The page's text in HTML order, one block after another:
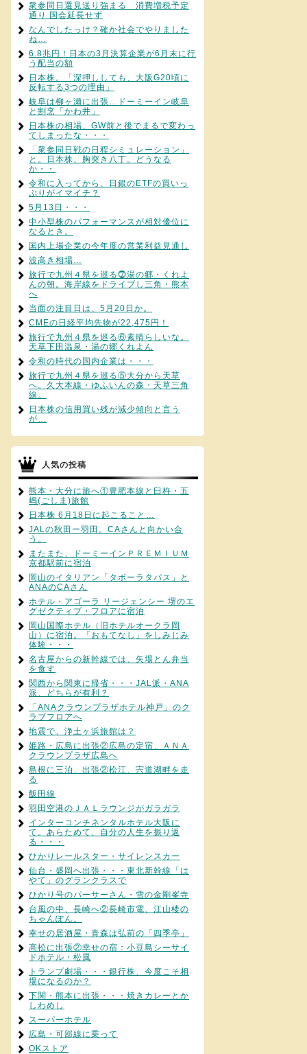
衆参同日選見送り強まる 消費増税予定
通り 国会延長せず
なんでしたっけ？確か社会でやりました
ね…
6.8兆円！日本の3月決算企業が6月末に行
う配当の額
日本株。「深押ししても、大阪G20頃に
反転する3つの理由」
岐阜は柳ヶ瀬に出張…ドーミーイン岐阜
と割烹「かわ井」
日本株の相場、GW前と後でまるで変わっ
てしまったな・・・
「衆参同日戦の日程シミュレーション」
と。日本株、胸突き八丁。どうなる
か・・
令和に入ってから、日銀のETFの買いっ
ぷりがイマイチ？
5月13日・・・
中小型株のパフォーマンスが相対優位に
なるとき。
国内上場企業の今年度の営業利益見通し
波高き相場…
旅行で九州４県を巡る⓻湯の郷・くれよ
んの朝。海岸線をドライブし三角・熊本
へ
当面の注目日は、5月20日か。
CMEの日経平均先物が22,475円！
旅行で九州４県を巡る⑥素晴らしいな。
天草下田温泉・湯の郷くれよん
令和の時代の国内企業は・・・
旅行で九州４県を巡る⑤大分から天草
へ。久大本線・ゆふいんの森・天草三角
線。
日本株の信用買い残が減少傾向と言う
が…
人気の投稿
熊本・大分に旅へ①豊肥本線と臼杵・五
嶋(ごしま)旅館
日本株 6月18日に起こること…
JALの秋田ー羽田。CAさんと向かい合
う。
またまた、ドーミーインＰＲＥＭＩＵＭ
京都駅前に宿泊
岡山のイタリアン「タボーラタパス」と
ANAのCAさん
ホテル・アゴーラ リージェンシー 堺のエ
グゼクティブ・フロアに宿泊
岡山国際ホテル（旧ホテルオークラ岡
山）に宿泊。「おもてなし」をしみじみ
体験・・・
名古屋からの新幹線では、矢場とん弁当
を食す
関西から関東に帰省・・・JAL派・ANA
派、どちらが有利？
「ANAクラウンプラザホテル神戸」のク
ラブフロアへ
地震で、浄土ヶ浜旅館は？
姫路・広島に出張②広島の定宿、ＡＮＡ
クラウンプラザ広島へ
島根に三泊、出張②松江、宍道湖畔を走
る
飯田線
羽田空港のＪＡＬラウンジがガラガラ
インターコンチネンタルホテル大阪に
て。あらためて、自分の人生を振り返
る・・・
ひかりレールスター・サイレンスカー
仙台・盛岡へ出張・・・東北新幹線「は
やて」のグランクラスで
ひかり号のパーサーさん・雪の金剛峯寺
台風の中、長崎へ②長崎市電、江山楼の
ちゃんぽん。
幸せの居酒屋・青森は弘前の「四季亭」
高松に出張②幸せの宿：小豆島シーサイ
ドホテル・松風
トランプ劇場・・・銀行株、今度こそ相
場になるのか？
下関・熊本に出張・・・焼きカレーとか
しわめし
スーパーホテル
広島・可部線に乗って
OKストア